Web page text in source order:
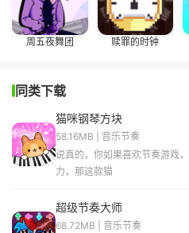
周五夜舞团 赎罪的时钟
同类下载
猫咪钢琴方块
58.16MB | 音乐节奏
说真的，你如果喜欢节奏游戏
力，那这款猫
超级节奏大师
68.72MB | 音乐节奏